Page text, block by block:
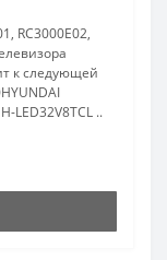
RC3000E02,
к следующей
LED32V8TCL ..